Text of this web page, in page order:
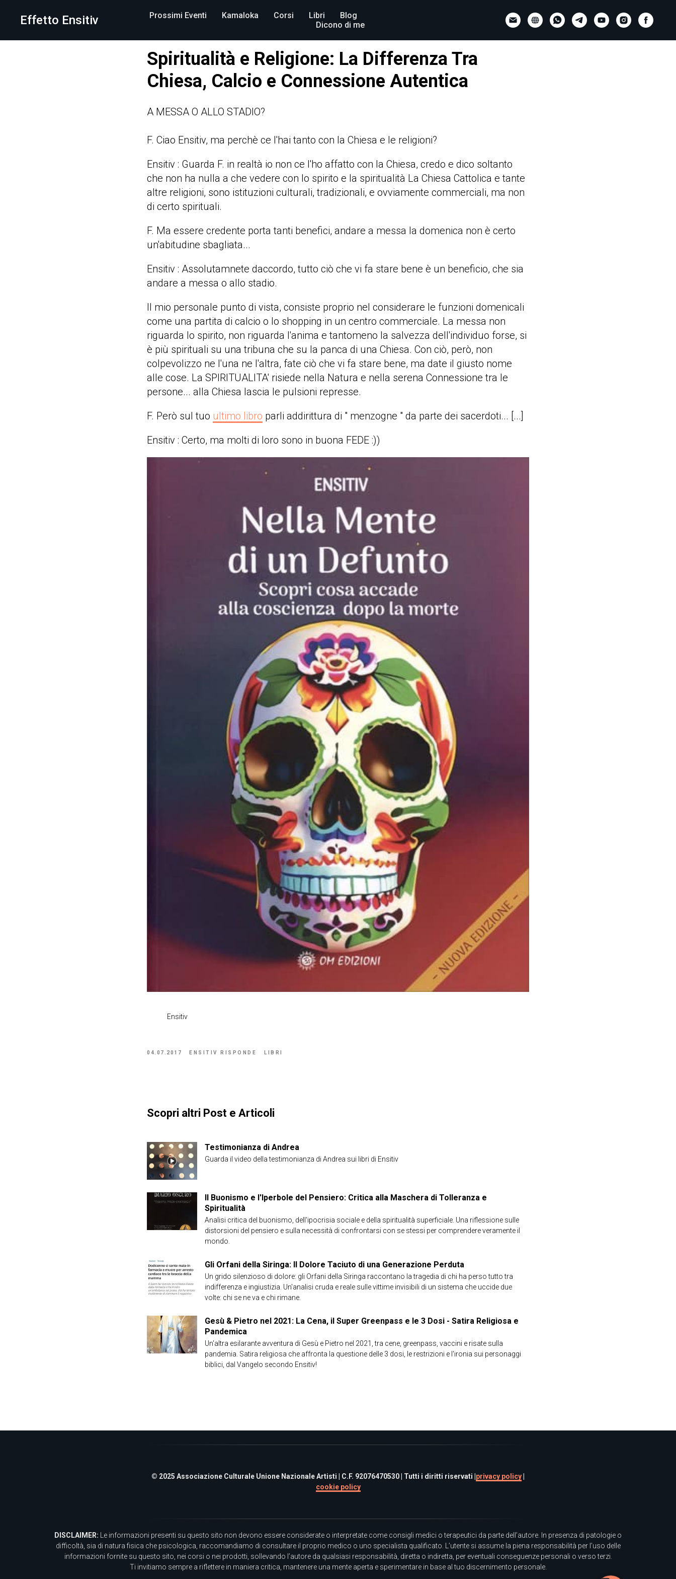
Effetto Ensitiv Prossimi Eventi Kamaloka Corsi Libri
Blog
Dicono di me
Spiritualità e Religione: La Differenza Tra
Chiesa, Calcio e Connessione Autentica
A MESSA O ALLO STADIO?
F. Ciao Ensitiv, ma perchè ce l'hai tanto con la Chiesa e le religioni?
Ensitiv : Guarda F. in realtà io non ce l'ho affatto con la Chiesa, credo e dico soltanto
che non ha nulla a che vedere con lo spirito e la spiritualità La Chiesa Cattolica e tante
altre religioni, sono istituzioni culturali, tradizionali, e ovviamente commerciali, ma non
di certo spirituali.
F. Ma essere credente porta tanti benefici, andare a messa la domenica non è certo
un'abitudine sbagliata...
Ensitiv : Assolutamnete daccordo, tutto ciò che vi fa stare bene è un beneficio, che sia
andare a messa o allo stadio.
Il mio personale punto di vista, consiste proprio nel considerare le funzioni domenicali
come una partita di calcio o lo shopping in un centro commerciale. La messa non
riguarda lo spirito, non riguarda l'anima e tantomeno la salvezza dell'individuo forse, si
è più spirituali su una tribuna che su la panca di una Chiesa. Con ciò, però, non
colpevolizzo ne l'una ne l'altra, fate ciò che vi fa stare bene, ma date il giusto nome
alle cose. La SPIRITUALITA' risiede nella Natura e nella serena Connessione tra le
persone... alla Chiesa lascia le pulsioni represse.
F. Però sul tuo ultimo libro parli addirittura di " menzogne " da parte dei sacerdoti... [...]
Ensitiv : Certo, ma molti di loro sono in buona FEDE :))
Ensitiv
04.07.2017 ENSITIV RISPONDE LIBRI
Scopri altri Post e Articoli
Testimonianza di Andrea
Guarda il video della testimonianza di Andrea sui libri di Ensitiv
Il Buonismo e l'Iperbole del Pensiero: Critica alla Maschera di Tolleranza e
Spiritualità
Analisi critica del buonismo, dell'ipocrisia sociale e della spiritualità superficiale. Una riflessione sulle
distorsioni del pensiero e sulla necessità di confrontarsi con se stessi per comprendere veramente il
mondo.
Gli Orfani della Siringa: Il Dolore Taciuto di una Generazione Perduta
Un grido silenzioso di dolore: gli Orfani della Siringa raccontano la tragedia di chi ha perso tutto tra
indifferenza e ingiustizia. Un'analisi cruda e reale sulle vittime invisibili di un sistema che uccide due
volte: chi se ne va e chi rimane.
Gesù & Pietro nel 2021: La Cena, il Super Greenpass e le 3 Dosi - Satira Religiosa e
Pandemica
Un'altra esilarante avventura di Gesù e Pietro nel 2021, tra cene, greenpass, vaccini e risate sulla
pandemia. Satira religiosa che affronta la questione delle 3 dosi, le restrizioni e l'ironia sui personaggi
biblici, dal Vangelo secondo Ensitiv!
© 2025 Associazione Culturale Unione Nazionale Artisti | C.F. 92076470530 | Tutti i diritti riservati | privacy policy
cookie policy
DISCLAIMER: Le informazioni presenti su questo sito non devono essere considerate o interpretate come consigli medici o terapeutici da parte dell’autore. In presenza di patologie o
difficoltà, sia di natura fisica che psicologica, raccomandiamo di consultare il proprio medico o uno specialista qualificato. L’utente si assume la piena responsabilità per l’uso delle
informazioni fornite su questo sito, nei corsi o nei prodotti, sollevando l’autore da qualsiasi responsabilità, diretta o indiretta, per eventuali conseguenze personali o verso terzi.
Ti invitiamo sempre a riflettere in maniera critica, mantenere una mente aperta e sperimentare in base al tuo discernimento personale.